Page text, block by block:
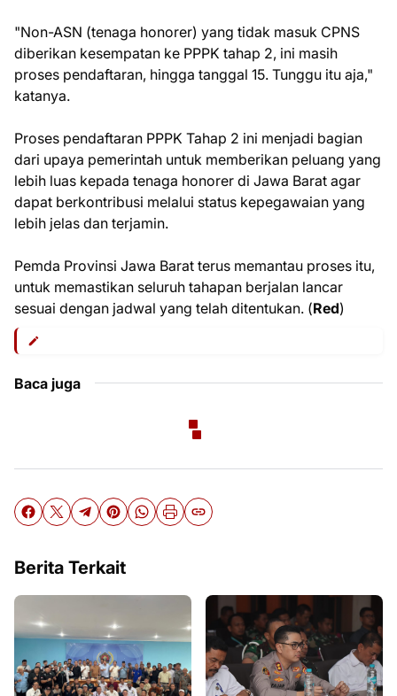
"Non-ASN (tenaga honorer) yang tidak masuk CPNS
diberikan kesempatan ke PPPK tahap 2, ini masih
proses pendaftaran, hingga tanggal 15. Tunggu itu aja,"
katanya.
Proses pendaftaran PPPK Tahap 2 ini menjadi bagian
dari upaya pemerintah untuk memberikan peluang yang
lebih luas kepada tenaga honorer di Jawa Barat agar
dapat berkontribusi melalui status kepegawaian yang
lebih jelas dan terjamin.
Pemda Provinsi Jawa Barat terus memantau proses itu,
untuk memastikan seluruh tahapan berjalan lancar
sesuai dengan jadwal yang telah ditentukan. (Red)
Baca juga
Berita Terkait